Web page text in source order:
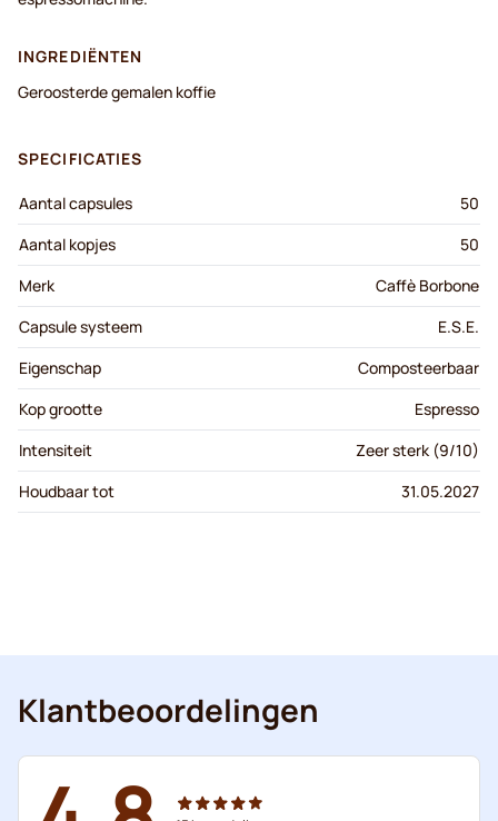
INGREDIËNTEN
Geroosterde gemalen koffie
SPECIFICATIES
Aantal capsules
50
Aantal kopjes
50
Merk
Caffè Borbone
Capsule systeem
E.S.E.
Eigenschap
Composteerbaar
Kop grootte
Espresso
Intensiteit
Zeer sterk (9/10)
Houdbaar tot
31.05.2027
Klantbeoordelingen